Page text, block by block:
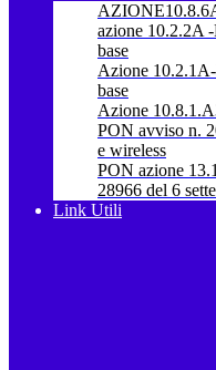
azione 10.2.2A
base
Azione
base
Azione
PON avviso n.
e wireless
PON azione
28966 del 6
Link Utili